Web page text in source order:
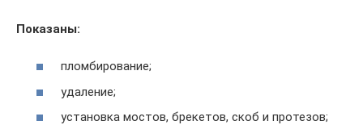
Показаны:
пломбирование;
удаление;
установка мостов, брекетов, скоб и протезов;